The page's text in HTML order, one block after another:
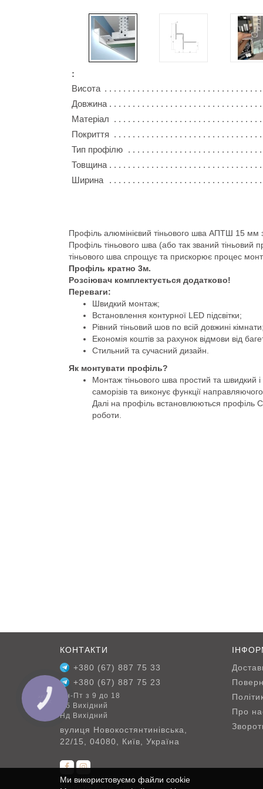
:
Висота
Довжина
Матеріал
Покриття
Тип профілю
Товщина
Ширина
Профіль алюмінієвий тіньового шва АПТШ 15 мм з
Профіль тіньового шва (або так званий тіньовий
тіньового шва спрощує та прискорює процес
Профіль кратно 3м.
Розсіювач комплектується додатково!
Переваги:
Швидкий монтаж;
Встановлення контурної LED підсвітки;
Рівний тіньовий шов по всій довжині
Економія коштів за рахунок відмови від
Стильний та сучасний дизайн.
Як монтувати профіль?
Монтаж тіньового шва простий та швидкий
саморізів та виконує функції
Далі на профіль встановлюються профіль
роботи.
КОНТАКТИ
+380 (67) 887 75 33
+380 (67) 887 75 23
Пн-Пт з 9 до 18
Сб Вихідний
Нд Вихідний
вулиця Новокостянтинівська,
22/15, 04080, Київ, Україна
Про
Made by Ei8ht.agency
Ми використовуємо файли cookie
КНОПКА
ЗВ'ЯЗКУ